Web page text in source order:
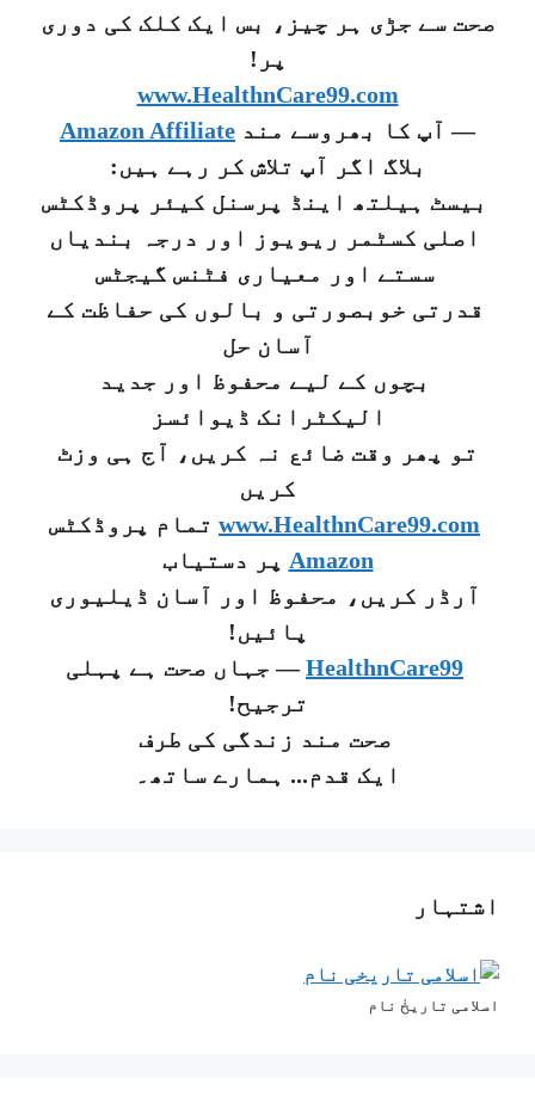
صحت سے جڑی ہر چیز، بس ایک کلک کی دوری
پر!
www.HealthnCare99.com
— آپ کا بھروسے مند Amazon Affiliate
بلاگ اگر آپ تلاش کر رہے ہیں:
بیسٹ ہیلتھ اینڈ پرسنل کیئر پروڈکٹس
اصلی کسٹمر ریویوز اور درجہ بندیاں
سستے اور معیاری فٹنس گیجٹس
قدرتی خوبصورتی و بالوں کی حفاظت کے
آسان حل
بچوں کے لیے محفوظ اور جدید
الیکٹرانک ڈیوائسز
تو پھر وقت ضائع نہ کریں، آج ہی وزٹ
کریں
www.HealthnCare99.com تمام پروڈکٹس
Amazon پر دستیاب
آرڈر کریں، محفوظ اور آسان ڈیلیوری
پائیں!
HealthnCare99— جہاں صحت ہے پہلی
ترجیح!
صحت مند زندگی کی طرف
ایک قدم... ہمارے ساتھ۔
اشتہار
اسلامی تاریخٰ نام